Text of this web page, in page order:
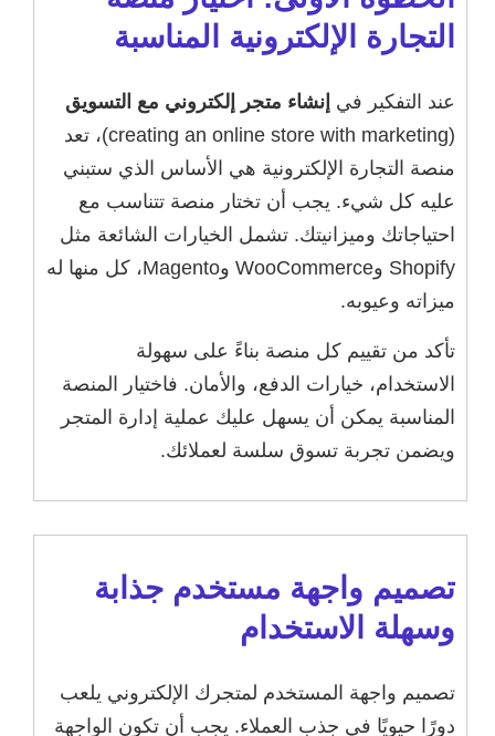
التجارة الإلكترونية المناسبة
عند التفكير في إنشاء متجر إلكتروني مع التسويق
(creating an online store with marketing)، تعد
منصة التجارة الإلكترونية هي الأساس الذي ستبني
عليه كل شيء. يجب أن تختار منصة تتناسب مع
احتياجاتك وميزانيتك. تشمل الخيارات الشائعة مثل
Shopify وWooCommerce وMagento، كل منها له
ميزاته وعيوبه.
تأكد من تقييم كل منصة بناءً على سهولة
الاستخدام، خيارات الدفع، والأمان. فاختيار المنصة
المناسبة يمكن أن يسهل عليك عملية إدارة المتجر
ويضمن تجربة تسوق سلسة لعملائك.
تصميم واجهة مستخدم جذابة
وسهلة الاستخدام
تصميم واجهة المستخدم لمتجرك الإلكتروني يلعب
دورًا حيويًا في جذب العملاء. يجب أن تكون الواجهة